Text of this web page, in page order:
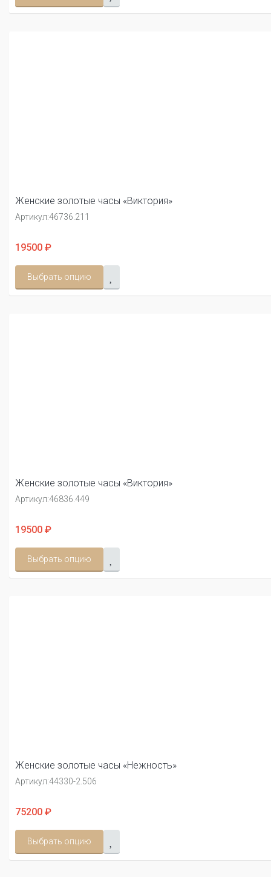
Женские золотые часы «Виктория»
Артикул:46736.211
19500 ₽
Выбрать опцию
Женские золотые часы «Виктория»
Артикул:46836.449
19500 ₽
Выбрать опцию
Женские золотые часы «Нежность»
Артикул:44330-2.506
75200 ₽
Выбрать опцию